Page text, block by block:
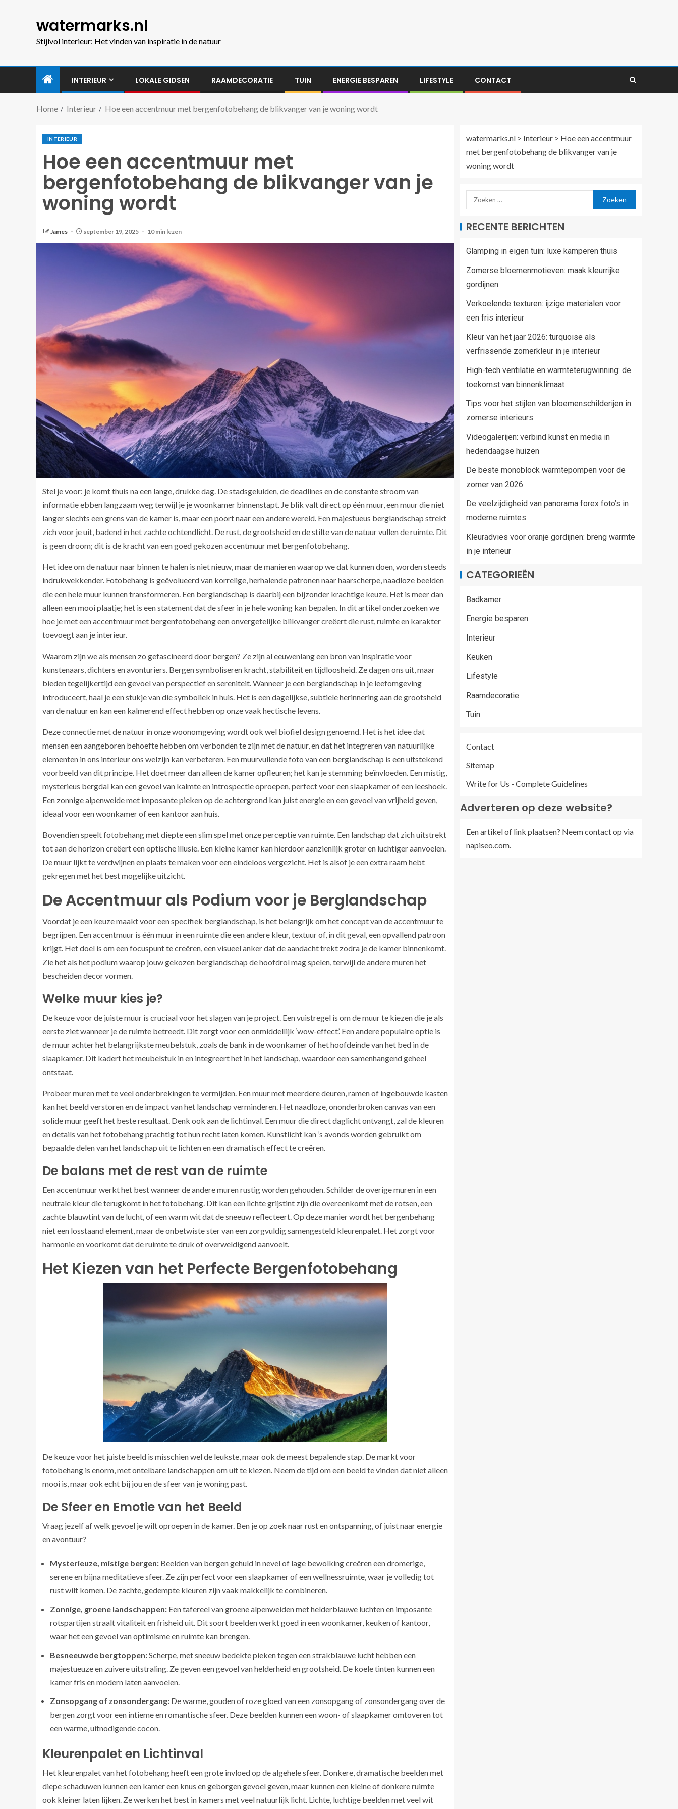
watermarks.nl
Stijlvol interieur: Het vinden van inspiratie in de natuur
INTERIEUR LOKALE GIDSEN RAAMDECORATIE TUIN ENERGIE BESPAREN LIFESTYLE CONTACT
Home Interieur Hoe een accentmuur met bergenfotobehang de blikvanger van je woning wordt
INTERIEUR
Hoe een accentmuur met
bergenfotobehang de blikvanger van je
woning wordt
James september 19, 2025 10 min lezen
Stel je voor: je komt thuis na een lange, drukke dag. De stadsgeluiden, de deadlines en de constante stroom van
informatie ebben langzaam weg terwijl je je woonkamer binnenstapt. Je blik valt direct op één muur, een muur die niet
langer slechts een grens van de kamer is, maar een poort naar een andere wereld. Een majestueus berglandschap strekt
zich voor je uit, badend in het zachte ochtendlicht. De rust, de grootsheid en de stilte van de natuur vullen de ruimte. Dit
is geen droom; dit is de kracht van een goed gekozen accentmuur met bergenfotobehang.
Het idee om de natuur naar binnen te halen is niet nieuw, maar de manieren waarop we dat kunnen doen, worden steeds
indrukwekkender. Fotobehang is geëvolueerd van korrelige, herhalende patronen naar haarscherpe, naadloze beelden
die een hele muur kunnen transformeren. Een berglandschap is daarbij een bijzonder krachtige keuze. Het is meer dan
alleen een mooi plaatje; het is een statement dat de sfeer in je hele woning kan bepalen. In dit artikel onderzoeken we
hoe je met een accentmuur met bergenfotobehang een onvergetelijke blikvanger creëert die rust, ruimte en karakter
toevoegt aan je interieur.
Waarom zijn we als mensen zo gefascineerd door bergen? Ze zijn al eeuwenlang een bron van inspiratie voor
kunstenaars, dichters en avonturiers. Bergen symboliseren kracht, stabiliteit en tijdloosheid. Ze dagen ons uit, maar
bieden tegelijkertijd een gevoel van perspectief en sereniteit. Wanneer je een berglandschap in je leefomgeving
introduceert, haal je een stukje van die symboliek in huis. Het is een dagelijkse, subtiele herinnering aan de grootsheid
van de natuur en kan een kalmerend effect hebben op onze vaak hectische levens.
Deze connectie met de natuur in onze woonomgeving wordt ook wel biofiel design genoemd. Het is het idee dat
mensen een aangeboren behoefte hebben om verbonden te zijn met de natuur, en dat het integreren van natuurlijke
elementen in ons interieur ons welzijn kan verbeteren. Een muurvullende foto van een berglandschap is een uitstekend
voorbeeld van dit principe. Het doet meer dan alleen de kamer opfleuren; het kan je stemming beïnvloeden. Een mistig,
mysterieus bergdal kan een gevoel van kalmte en introspectie oproepen, perfect voor een slaapkamer of een leeshoek.
Een zonnige alpenweide met imposante pieken op de achtergrond kan juist energie en een gevoel van vrijheid geven,
ideaal voor een woonkamer of een kantoor aan huis.
Bovendien speelt fotobehang met diepte een slim spel met onze perceptie van ruimte. Een landschap dat zich uitstrekt
tot aan de horizon creëert een optische illusie. Een kleine kamer kan hierdoor aanzienlijk groter en luchtiger aanvoelen.
De muur lijkt te verdwijnen en plaats te maken voor een eindeloos vergezicht. Het is alsof je een extra raam hebt
gekregen met het best mogelijke uitzicht.
De Accentmuur als Podium voor je Berglandschap
Voordat je een keuze maakt voor een specifiek berglandschap, is het belangrijk om het concept van de accentmuur te
begrijpen. Een accentmuur is één muur in een ruimte die een andere kleur, textuur of, in dit geval, een opvallend patroon
krijgt. Het doel is om een focuspunt te creëren, een visueel anker dat de aandacht trekt zodra je de kamer binnenkomt.
Zie het als het podium waarop jouw gekozen berglandschap de hoofdrol mag spelen, terwijl de andere muren het
bescheiden decor vormen.
Welke muur kies je?
De keuze voor de juiste muur is cruciaal voor het slagen van je project. Een vuistregel is om de muur te kiezen die je als
eerste ziet wanneer je de ruimte betreedt. Dit zorgt voor een onmiddellijk ‘wow-effect’. Een andere populaire optie is
de muur achter het belangrijkste meubelstuk, zoals de bank in de woonkamer of het hoofdeinde van het bed in de
slaapkamer. Dit kadert het meubelstuk in en integreert het in het landschap, waardoor een samenhangend geheel
ontstaat.
Probeer muren met te veel onderbrekingen te vermijden. Een muur met meerdere deuren, ramen of ingebouwde kasten
kan het beeld verstoren en de impact van het landschap verminderen. Het naadloze, ononderbroken canvas van een
solide muur geeft het beste resultaat. Denk ook aan de lichtinval. Een muur die direct daglicht ontvangt, zal de kleuren
en details van het fotobehang prachtig tot hun recht laten komen. Kunstlicht kan ’s avonds worden gebruikt om
bepaalde delen van het landschap uit te lichten en een dramatisch effect te creëren.
De balans met de rest van de ruimte
Een accentmuur werkt het best wanneer de andere muren rustig worden gehouden. Schilder de overige muren in een
neutrale kleur die terugkomt in het fotobehang. Dit kan een lichte grijstint zijn die overeenkomt met de rotsen, een
zachte blauwtint van de lucht, of een warm wit dat de sneeuw reflecteert. Op deze manier wordt het bergenbehang
niet een losstaand element, maar de onbetwiste ster van een zorgvuldig samengesteld kleurenpalet. Het zorgt voor
harmonie en voorkomt dat de ruimte te druk of overweldigend aanvoelt.
Het Kiezen van het Perfecte Bergenfotobehang
De keuze voor het juiste beeld is misschien wel de leukste, maar ook de meest bepalende stap. De markt voor
fotobehang is enorm, met ontelbare landschappen om uit te kiezen. Neem de tijd om een beeld te vinden dat niet alleen
mooi is, maar ook echt bij jou en de sfeer van je woning past.
De Sfeer en Emotie van het Beeld
Vraag jezelf af welk gevoel je wilt oproepen in de kamer. Ben je op zoek naar rust en ontspanning, of juist naar energie
en avontuur?
Mysterieuze, mistige bergen: Beelden van bergen gehuld in nevel of lage bewolking creëren een dromerige,
serene en bijna meditatieve sfeer. Ze zijn perfect voor een slaapkamer of een wellnessruimte, waar je volledig tot
rust wilt komen. De zachte, gedempte kleuren zijn vaak makkelijk te combineren.
Zonnige, groene landschappen: Een tafereel van groene alpenweiden met helderblauwe luchten en imposante
rotspartijen straalt vitaliteit en frisheid uit. Dit soort beelden werkt goed in een woonkamer, keuken of kantoor,
waar het een gevoel van optimisme en ruimte kan brengen.
Besneeuwde bergtoppen:Scherpe, met sneeuw bedekte pieken tegen een strakblauwe lucht hebben een
majestueuze en zuivere uitstraling. Ze geven een gevoel van helderheid en grootsheid. De koele tinten kunnen een
kamer fris en modern laten aanvoelen.
Zonsopgang of zonsondergang: De warme, gouden of roze gloed van een zonsopgang of zonsondergang over de
bergen zorgt voor een intieme en romantische sfeer. Deze beelden kunnen een woon- of slaapkamer omtoveren tot
een warme, uitnodigende cocon.
Kleurenpalet en Lichtinval
Het kleurenpalet van het fotobehang heeft een grote invloed op de algehele sfeer. Donkere, dramatische beelden met
diepe schaduwen kunnen een kamer een knus en geborgen gevoel geven, maar kunnen een kleine of donkere ruimte
ook kleiner laten lijken. Ze werken het best in kamers met veel natuurlijk licht. Lichte, luchtige beelden met veel wit
watermarks.nl > Interieur > Hoe een accentmuur
met bergenfotobehang de blikvanger van je
woning wordt
RECENTE BERICHTEN
Glamping in eigen tuin: luxe kamperen thuis
Zomerse bloemenmotieven: maak kleurrijke
gordijnen
Verkoelende texturen: ijzige materialen voor
een fris interieur
Kleur van het jaar 2026: turquoise als
verfrissende zomerkleur in je interieur
High-tech ventilatie en warmteterugwinning: de
toekomst van binnenklimaat
Tips voor het stijlen van bloemenschilderijen in
zomerse interieurs
Videogalerijen: verbind kunst en media in
hedendaagse huizen
De beste monoblock warmtepompen voor de
zomer van 2026
De veelzijdigheid van panorama forex foto’s in
moderne ruimtes
Kleuradvies voor oranje gordijnen: breng warmte
in je interieur
CATEGORIEËN
Badkamer
Energie besparen
Interieur
Keuken
Lifestyle
Raamdecoratie
Tuin
Contact
Sitemap
Write for Us - Complete Guidelines
Adverteren op deze website?
Een artikel of link plaatsen? Neem contact op via
napiseo.com.